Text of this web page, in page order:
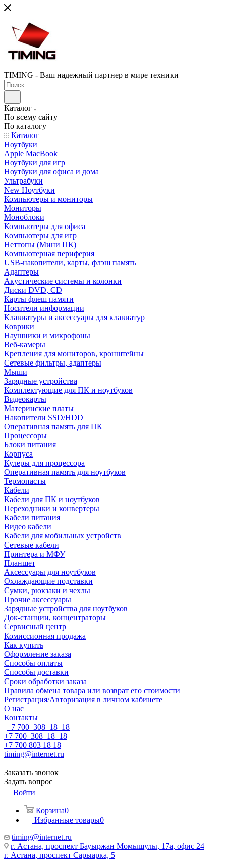
TIMING - Ваш надежный партнер в мире техники
Каталог
По всему сайту
По каталогу
Каталог
Ноутбуки
Apple MacBook
Ноутбуки для игр
Ноутбуки для офиса и дома
Ультрабуки
New Ноутбуки
Компьютеры и мониторы
Мониторы
Моноблоки
Компьютеры для офиса
Компьютеры для игр
Неттопы (Мини ПК)
Компьютерная периферия
USB-накопители, карты, флэш память
Адаптеры
Акустические системы и колонки
Диски DVD, CD
Карты флеш памяти
Носители информации
Клавиатуры и аксессуары для клавиатур
Коврики
Наушники и микрофоны
Веб-камеры
Крепления для мониторов, кронштейны
Сетевые фильтры, адаптеры
Мыши
Зарядные устройства
Комплектующие для ПК и ноутбуков
Видеокарты
Материнские платы
Накопители SSD/HDD
Оперативная память для ПК
Процессоры
Блоки питания
Корпуса
Кулеры для процессора
Оперативная память для ноутбуков
Термопасты
Кабели
Кабели для ПК и ноутбуков
Переходники и конвертеры
Кабели питания
Видео кабели
Кабели для мобильных устройств
Сетевые кабели
Принтера и МФУ
Планшет
Аксессуары для ноутбуков
Охлаждающие подставки
Сумки, рюкзаки и чехлы
Прочие аксессуары
Зарядные устройства для ноутбуков
Док-станции, концентраторы
Сервисный центр
Комиссионная продажа
Как купить
Оформление заказа
Способы оплаты
Способы доставки
Сроки обработки заказа
Правила обмена товара или возврат его стоимости
Регистрация/Авторизация в личном кабинете
О нас
Контакты
+7 700‒308‒18‒18
+7 700‒308‒18‒18
+7 700 803 18 18
timing@internet.ru
Заказать звонок
Задать вопрос
Войти
Корзина0
Избранные товары0
timing@internet.ru
г. Астана, проспект Бауыржан Момышулы, 17а, офис 24
г. Астана, проспект Сарыарка, 5